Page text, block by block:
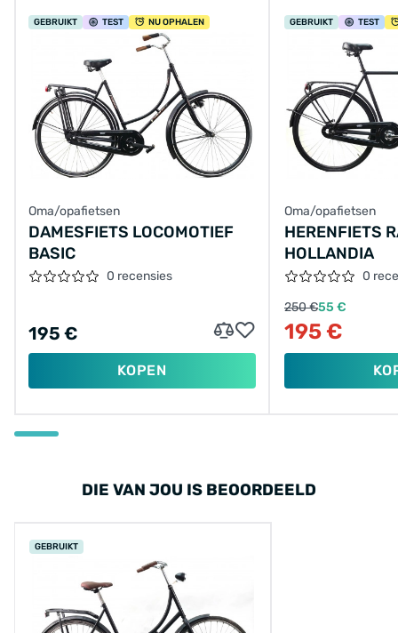
GEBRUIKT TEST NU OPHALEN
Oma/opafietsen
DAMESFIETS LOCOMOTIEF
BASIC
0 recensies
195 €
KOPEN
GEBRUIKT TEST
Oma/opafietsen
HERENFIETS
HOLLANDIA
0
250 €55 €
195 €
DIE VAN JOU IS BEOORDEELD
GEBRUIKT